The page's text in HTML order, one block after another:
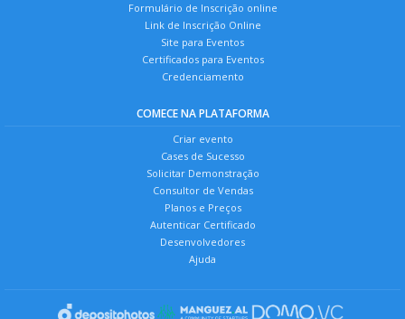
Formulário de Inscrição online
Link de Inscrição Online
Site para Eventos
Certificados para Eventos
Credenciamento
COMECE NA PLATAFORMA
Criar evento
Cases de Sucesso
Solicitar Demonstração
Consultor de Vendas
Planos e Preços
Autenticar Certificado
Desenvolvedores
Ajuda